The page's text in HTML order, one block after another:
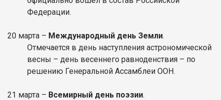
Федерации.
20 марта – Международный день Земли.
Отмечается в день наступления астрономической
весны – день весеннего равноденствия – по
решению Генеральной Ассамблеи ООН.
21 марта – Всемирный день поэзии.